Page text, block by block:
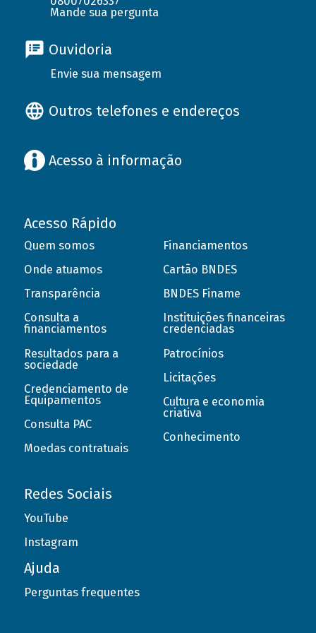
Mande sua pergunta
Ouvidoria
Envie sua mensagem
Outros telefones e endereços
Acesso à informação
Acesso Rápido
Quem somos
Onde atuamos
Transparência
Consulta a
financiamentos
Resultados para a
sociedade
Credenciamento de
Equipamentos
Consulta PAC
Moedas contratuais
Financiamentos
Cartão BNDES
BNDES Finame
Instituições financeiras
credenciadas
Patrocínios
Licitações
Cultura e economia
criativa
Conhecimento
Redes Sociais
YouTube
Instagram
Ajuda
Perguntas frequentes